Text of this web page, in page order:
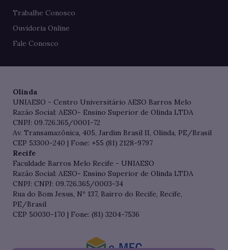
Trabalhe Conosco
Ouvidoria Online
Fale Conosco
Olinda
UNIAESO - Centro Universitário AESO Barros Melo
Razão Social: AESO- Ensino Superior de Olinda LTDA
CNPJ: 09.726.365/0001-72
Av. Transamazônica, 405, Jardim Brasil II, Olinda, PE/Brasil
CEP 53300-240 | Fone: +55 (81) 2128-9797
Recife
Faculdade Barros Melo Recife - UNIAESO
Razão Social: AESO- Ensino Superior de Olinda LTDA
CNPJ: CNPJ: 09.726.365/0003-34
Rua do Bom Jesus, Nº 137, Bairro do Recife, Recife,
PE/Brasil
CEP 50030-170 | Fone: (81) 3204-7536